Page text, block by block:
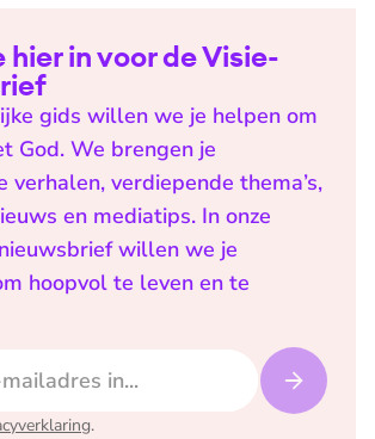
hier in voor de Visie-
gids willen we je helpen om
God. We brengen je
verhalen, verdiepende thema’s,
en mediatips. In onze
willen we je
hoopvol te leven en te
.